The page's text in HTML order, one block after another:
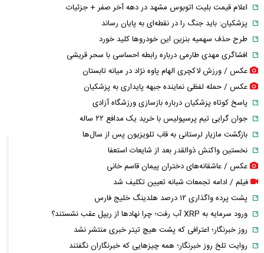
اعلام قیمت بلیت اتوبوس مشهد در دهه آخر صفر + جزئیات
پزشکیان: باید جنگ را در نقطه‌ای به پایان رساند
طرح حذف سهمیه بنزین این خودرو‌ها کلید خورد
افشاگری مهدی طارمی درباره رابطه احساسی با سحر قریشی
عکس / ورزش لاکچری الهام پاوه نژاد در میانه تابستان
عکس / حمله لفظی نماینده جبهه پایداری به پزشکیان
پاسخ کوتاه پزشکیان درباره بازسازی ورزشگاه آزادی
جوان گرایی تیم پرسپولیس با خرید یک مدافع ۲۲ ساله
بازگشت مازیار لرستانی به قاب تلویزیون پس از سال‌ها
نخستین واکنش ذوالقدر بعد از شایعات استعفا
عکس / عاشقانه‌های دختران پیمان قاسم خانی
فیلم / ادامه تجمعات شبانه تعیین تکلیف شد
پشت پرده واگذاری ۱۲ درصد هلدینگ خلیج فارس
ورود سرمایه به XRP آب رفت؛ چرا نهادها از ریپل عقب نشستند؟
روز خبرنگار؛ اعترافی که پشت هیچ تیتر خبری منتشر نشد
روایت تلخ روز خبرنگار؛ همه چیزهایی که خبرنگاران نگفتند